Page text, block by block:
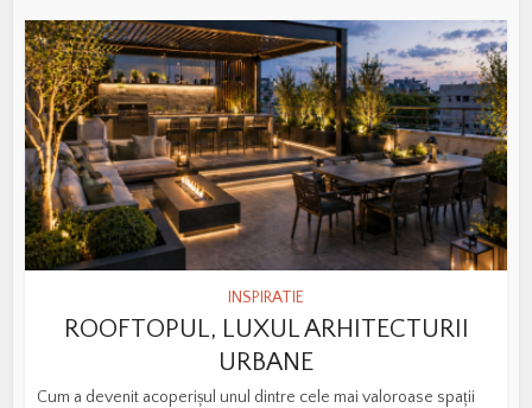
INSPIRATIE
ROOFTOPUL, LUXUL ARHITECTURII
URBANE
Cum a devenit acoperișul unul dintre cele mai valoroase spații